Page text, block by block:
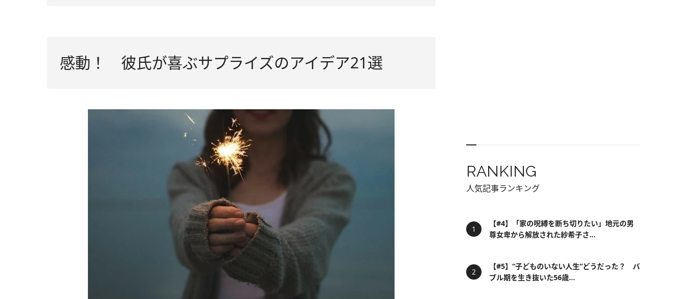
感動！ 彼氏が喜ぶサプライズのアイデア21選
RANKING
人気記事ランキング
【#4】「家の呪縛を断ち切りたい」地元の男
尊女卑から解放された紗希子さ...
【#5】“子どものいない人生”どうだった？ バ
ブル期を生き抜いた56歳...